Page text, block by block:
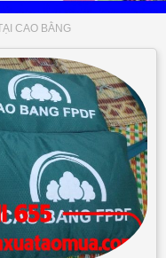
CAO BẰNG